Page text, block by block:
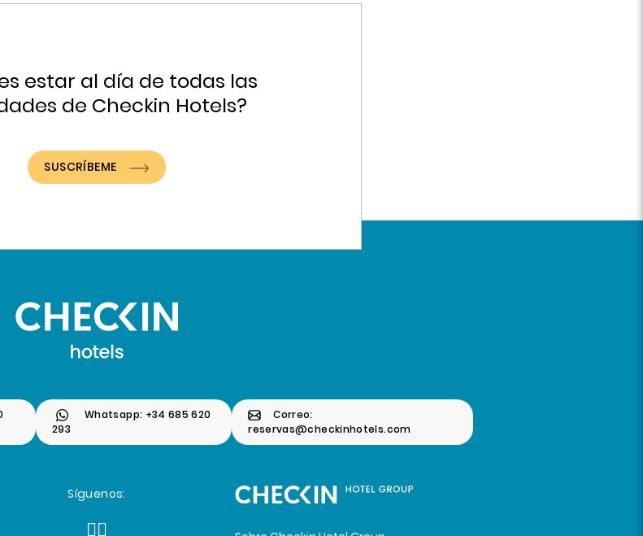
estar al día de todas las
de Checkin Hotels?
SUSCRÍBEME
Whatsapp: +34 685 620
293
Correo:
reservas@checkinhotels.com
Síguenos: